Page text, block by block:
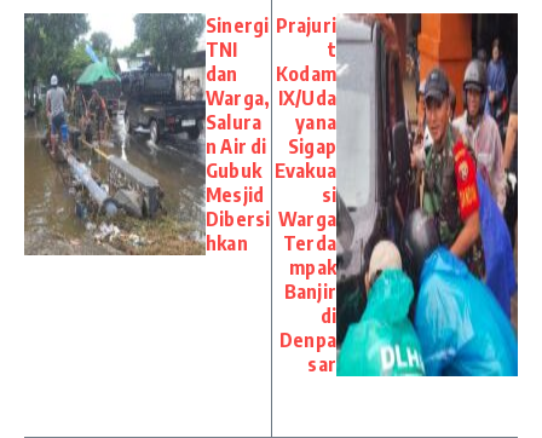
Sinergi
TNI
dan
Warga,
Salura
n Air di
Gubuk
Mesjid
Dibersi
hkan
Prajuri
t
Kodam
IX/Uda
yana
Sigap
Evakua
si
Warga
Terda
mpak
Banjir
di
Denpa
sar